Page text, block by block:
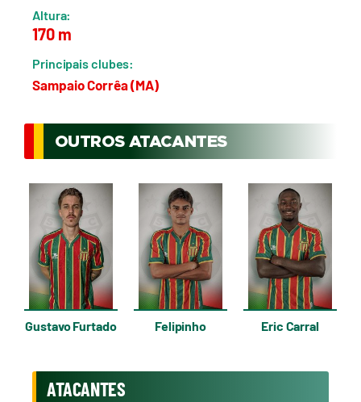
Altura:
170 m
Principais clubes:
Sampaio Corrêa (MA)
OUTROS ATACANTES
Gustavo Furtado Felipinho Eric Carral
ATACANTES